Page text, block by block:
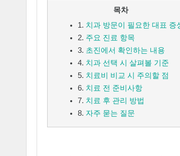
목차
1. 치과 방문이 필요한 대표 증
2. 주요 진료 항목
3. 초진에서 확인하는 내용
4. 치과 선택 시 살펴볼 기준
5. 치료비 비교 시 주의할 점
6. 치료 전 준비사항
7. 치료 후 관리 방법
8. 자주 묻는 질문